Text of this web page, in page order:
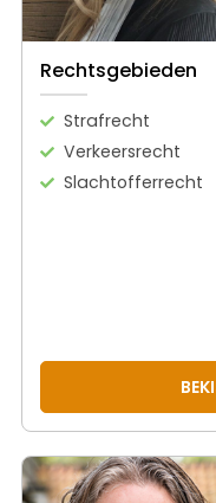
Rechtsgebieden
Strafrecht
Verkeersrecht
Slachtofferrecht